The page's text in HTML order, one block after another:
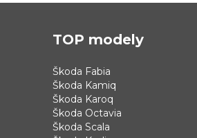
TOP modely
Škoda Fabia
Škoda Kamiq
Škoda Karoq
Škoda Octavia
Škoda Scala